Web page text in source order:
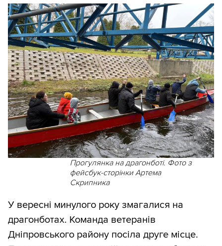
Прогулянка на драгонботі. Фото з
фейсбук-сторінки Артема
Скрипника
У вересні минулого року змагалися на
драгонботах. Команда ветеранів
Дніпровського району посіла друге місце.